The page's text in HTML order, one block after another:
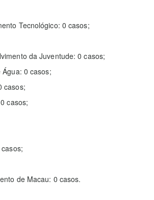
Tecnológico: 0 casos;
da Juventude: 0 casos;
0 casos;
casos;
casos;
de Macau: 0 casos.